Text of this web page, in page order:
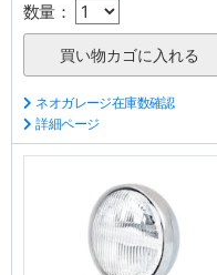
数量：
ネオガレージ在庫数確認
詳細ページ